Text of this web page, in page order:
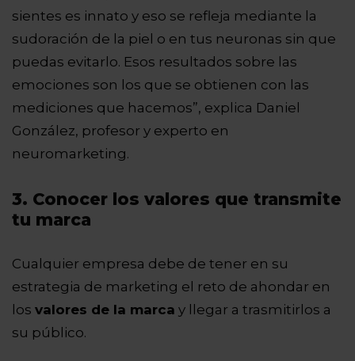
sientes es innato y eso se refleja mediante la
sudoración de la piel o en tus neuronas sin que
puedas evitarlo. Esos resultados sobre las
emociones son los que se obtienen con las
mediciones que hacemos”, explica Daniel
González, profesor y experto en
neuromarketing.
3. Conocer los valores que transmite
tu marca
Cualquier empresa debe de tener en su
estrategia de marketing el reto de ahondar en
los valores de la marca y llegar a trasmitirlos a
su público.